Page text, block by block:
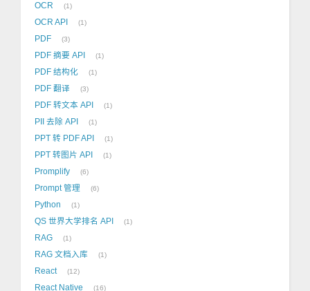
OCR 1
OCR API 1
PDF 3
PDF 摘要 API 1
PDF 结构化 1
PDF 翻译 3
PDF 转文本 API 1
PII 去除 API 1
PPT 转 PDF API 1
PPT 转图片 API 1
Promplify 6
Prompt 管理 6
Python 1
QS 世界大学排名 API 1
RAG 1
RAG 文档入库 1
React 12
React Native 16